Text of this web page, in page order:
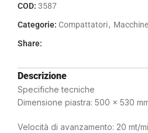
COD: 3587
Categorie: Compattatori,
Share:
Descrizione
Specifiche tecniche
Dimensione piastra: 500 x 530
Velocità di avanzamento: 20 mt/